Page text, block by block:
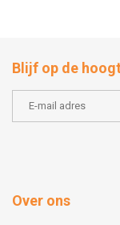
Blijf op de
Over ons